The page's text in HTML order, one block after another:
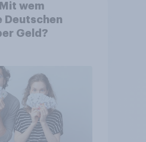
wem
Deutschen
Geld?